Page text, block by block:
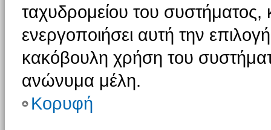
ταχυδρομείου του συστήματος,
ενεργοποιήσει αυτή την
κακόβουλη χρήση του
ανώνυμα μέλη.
Κορυφή